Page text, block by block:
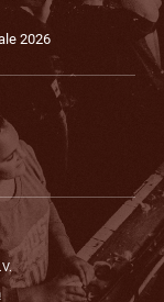
2026